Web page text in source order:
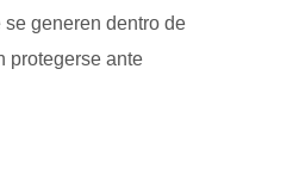
generen dentro de
protegerse ante